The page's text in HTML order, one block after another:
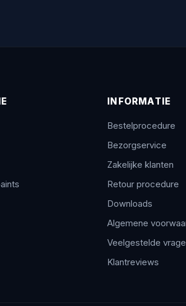
INFORMATIE
Bestelprocedure
Bezorgservice
Zakelijke klanten
Retour procedure
Downloads
Algemene
Veelgestelde
Klantreviews